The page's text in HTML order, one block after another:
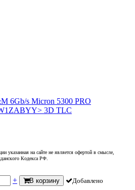
6Gb/s Micron 5300 PRO
3D TLC
указанная на сайте не является офертой в смысле,
Кодекса РФ.
+ В корзину Добавлено